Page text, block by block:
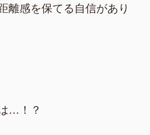
離感を保てる自信があり
…！？